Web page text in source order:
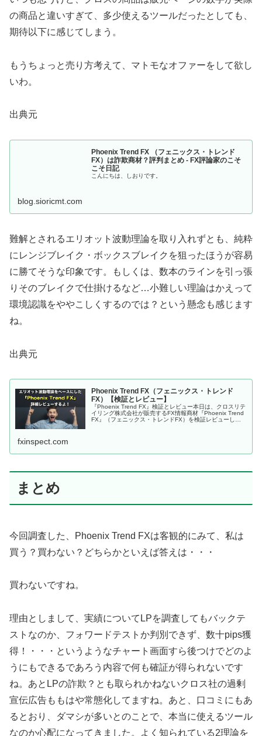
の商品と違いすぎて、多少使えるツールだったとしても、
期待以下に感じてしまう。
もうちょっと売り方考えて、マトモなオファーをして欲し
いわ。
出典元
Phoenix Trend FX （フェニックス・トレンド
FX）は詐欺商材？評判まとめ - FX評論家のこそ
こそ日記
こんにちは、しおりです。
blog.sioricmt.com
難解とされるエリオット波動理論を取り入れずとも、純粋
にレンジブレイク・ボックスブレイクを狙ったほうが容易
に勝てそうな印象です。もしくは、数本のラインを引っ張
りそのブレイクで仕掛けるなど…小難しい理論はかえって
環境認識をややこしくするのでは？という懸念も感じます
ね。
出典元
Phoenix Trend FX（フェニックス・トレンド
FX）【検証とレビュー】
『Phoenix Trend FX』検証とレビュー本日は、クロスリテ
イリング株式会社が販売するFX情報商材『Phoenix Trend
FX』（フェニックス・トレンドFX）を検証レビューしま
す。永久不滅のFXトレンド法則 Phoenix T...
fxinspect.com
まとめ
今回調査した、Phoenix Trend FXは客観的にみて、私は
買う？買わない？どちらかといえば答えは・・・
買わないですね。
理由としまして、実績についてLPを調査してもバックテ
ストなのか、フォワードテストか判別できず、数十pips獲
得！・・・というようなチャート画面すら後つけでどのよ
うにもできるであろう内容で何も確証が得られないです
ね。あとLPの詐欺？とも取られかねないクロス社の過剰
宣伝広告ももはや常態化してますね。あと、口コミにもあ
るとおり、ダマシが多いとのことで、本当に使えるツール
なのか心配になってきました。よく知られている2理論を